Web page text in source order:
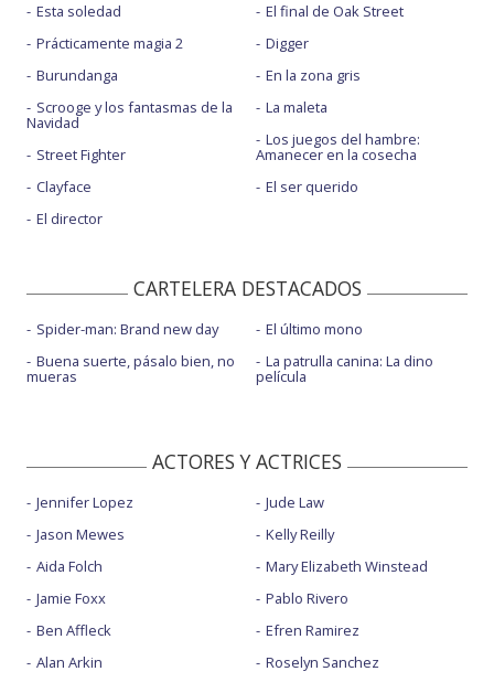
Esta soledad
Prácticamente magia 2
Burundanga
Scrooge y los fantasmas de la
Navidad
Street Fighter
Clayface
El director
El final de Oak Street
Digger
En la zona gris
La maleta
Los juegos del hambre:
Amanecer en la cosecha
El ser querido
CARTELERA DESTACADOS
Spider-man: Brand new day
Buena suerte, pásalo bien, no
mueras
El último mono
La patrulla canina: La dino
película
ACTORES Y ACTRICES
Jennifer Lopez
Jason Mewes
Aida Folch
Jamie Foxx
Ben Affleck
Alan Arkin
Jude Law
Kelly Reilly
Mary Elizabeth Winstead
Pablo Rivero
Efren Ramirez
Roselyn Sanchez